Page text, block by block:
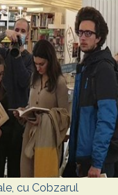
cu Cobzarul